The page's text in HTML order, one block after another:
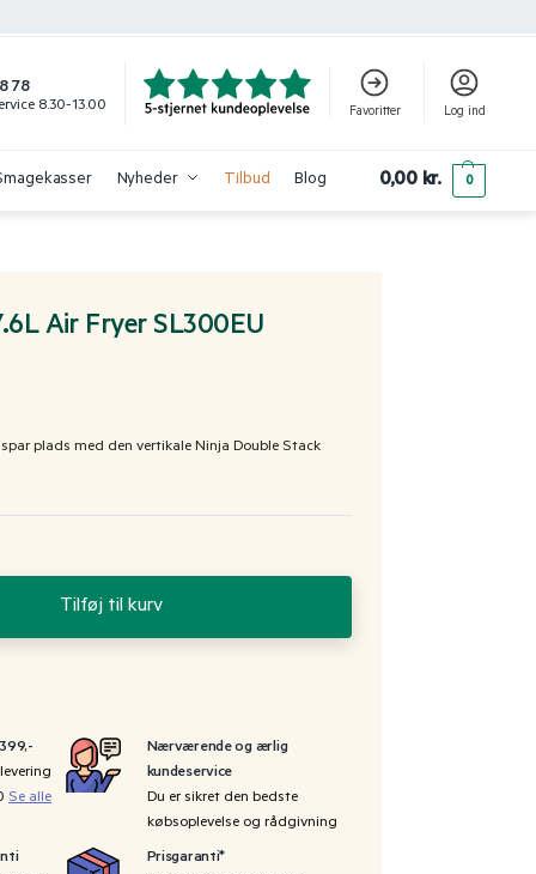
78
8.30-13.00 Favoritter Log ind
Nyheder Tilbud Blog 0,00 kr. 0
Air Fryer SL300EU
plads med den vertikale Ninja Double Stack
Tilføj til kurv
Se alle
Nærværende og ærlig
kundeservice
Du er sikret den bedste
købsoplevelse og rådgivning
Prisgaranti*